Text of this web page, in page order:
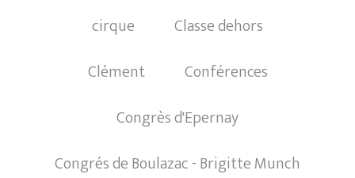
cirque
Classe dehors
Clément
Conférences
Congrès d'Epernay
Congrés de Boulazac - Brigitte Munch